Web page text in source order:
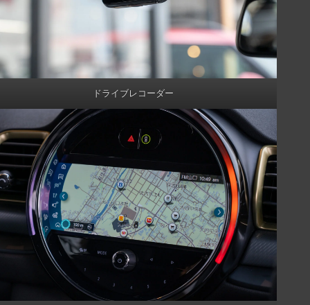
ドライブレコーダー